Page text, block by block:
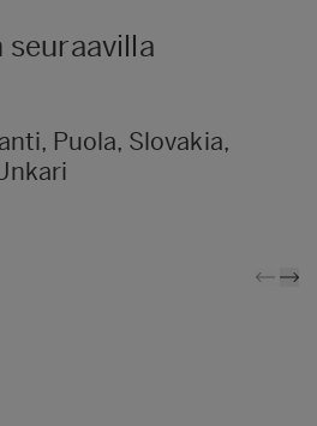
seuraavilla
Puola, Slovakia,